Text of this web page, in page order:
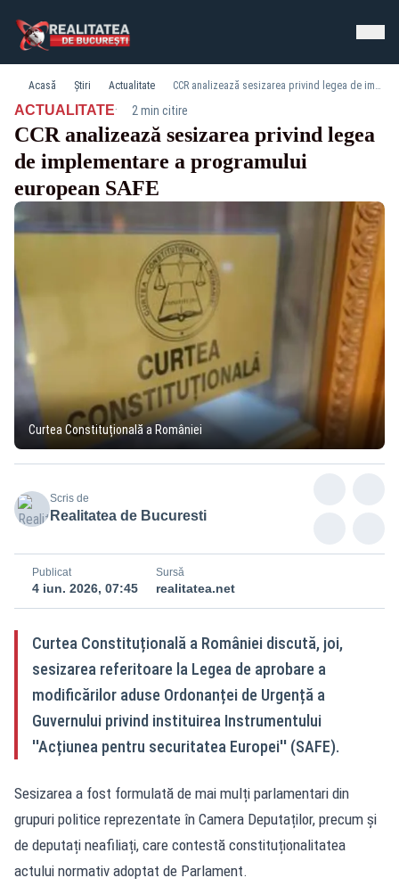
Acasă Știri Actualitate CCR analizează sesizarea privind legea de implementare a programului european SAFE
ACTUALITATE· 2 min citire
CCR analizează sesizarea privind legea
de implementare a programului
european SAFE
Curtea Constituțională a României
Scris de
Realitatea de Bucuresti
Publicat
4 iun. 2026, 07:45
Sursă
realitatea.net
Curtea Constituțională a României discută, joi,
sesizarea referitoare la Legea de aprobare a
modificărilor aduse Ordonanței de Urgență a
Guvernului privind instituirea Instrumentului
''Acțiunea pentru securitatea Europei'' (SAFE).
Sesizarea a fost formulată de mai mulți parlamentari din
grupuri politice reprezentate în Camera Deputaților, precum și
de deputați neafiliați, care contestă constituționalitatea
actului normativ adoptat de Parlament.